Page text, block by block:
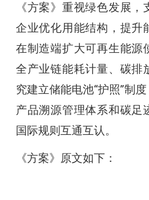
《方案》重视绿色发展
企业优化用能结构，提升
在制造端扩大可再生能源
全产业链能耗计量、碳排
究建立储能电池“护照”制
产品溯源管理体系和碳足
国际规则互通互认。
《方案》原文如下：